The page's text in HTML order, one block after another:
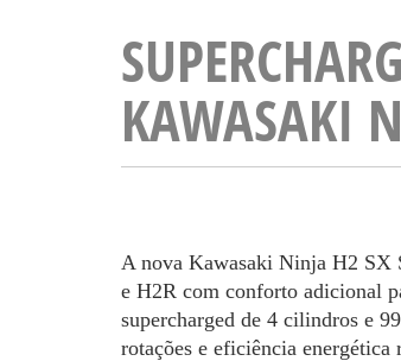
KAWASAKI
A nova Kawasaki Ninja H2 SX
e H2R com conforto adicional
supercharged de 4 cilindros e
rotações e eficiência